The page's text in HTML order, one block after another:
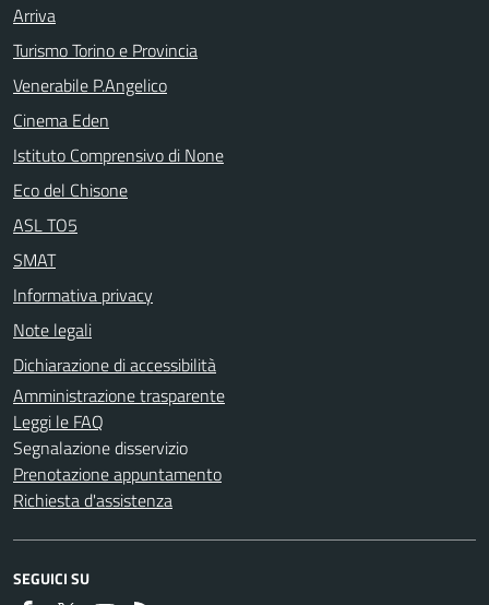
Arriva
Turismo Torino e Provincia
Venerabile P.Angelico
Cinema Eden
Istituto Comprensivo di None
Eco del Chisone
ASL TO5
SMAT
Informativa privacy
Note legali
Dichiarazione di accessibilità
Amministrazione trasparente
Leggi le FAQ
Segnalazione disservizio
Prenotazione appuntamento
Richiesta d'assistenza
SEGUICI SU